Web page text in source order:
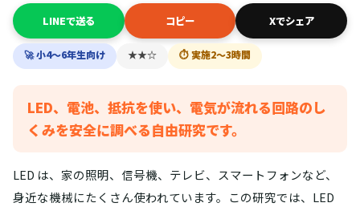
LINEで送る コピー Xでシェア
🚀 小4〜6年生向け ★★☆ ⏱ 実施2〜3時間
LED、電池、抵抗を使い、電気が流れる回路のし
くみを安全に調べる自由研究です。
LED は、家の照明、信号機、テレビ、スマートフォンなど、
身近な機械にたくさん使われています。この研究では、LED